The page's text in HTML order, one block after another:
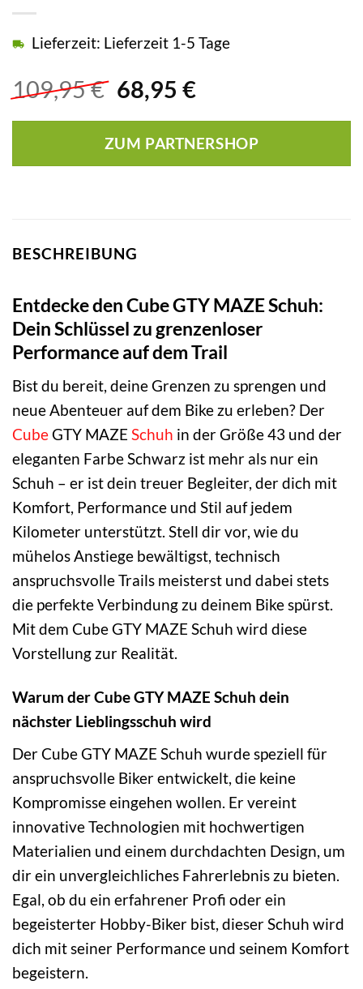
109,95€ Ursprünglicher
Preis
war:
109,95 €
68,95 €Aktueller
ist:
68,95 €.
Lieferzeit: Lieferzeit 1-5 Tage
ZUM PARTNERSHOP
BESCHREIBUNG
Entdecke den Cube GTY MAZE Schuh:
Dein Schlüssel zu grenzenloser
Performance auf dem Trail
Bist du bereit, deine Grenzen zu sprengen und
neue Abenteuer auf dem Bike zu erleben? Der
CubeGTY MAZE Schuh in der Größe 43 und der
eleganten Farbe Schwarz ist mehr als nur ein
Schuh – er ist dein treuer Begleiter, der dich mit
Komfort, Performance und Stil auf jedem
Kilometer unterstützt. Stell dir vor, wie du
mühelos Anstiege bewältigst, technisch
anspruchsvolle Trails meisterst und dabei stets
die perfekte Verbindung zu deinem Bike spürst.
Mit dem Cube GTY MAZE Schuh wird diese
Vorstellung zur Realität.
Warum der Cube GTY MAZE Schuh dein
nächster Lieblingsschuh wird
Der Cube GTY MAZE Schuh wurde speziell für
anspruchsvolle Biker entwickelt, die keine
Kompromisse eingehen wollen. Er vereint
innovative Technologien mit hochwertigen
Materialien und einem durchdachten Design, um
dir ein unvergleichliches Fahrerlebnis zu bieten.
Egal, ob du ein erfahrener Profi oder ein
begeisterter Hobby-Biker bist, dieser Schuh wird
dich mit seiner Performance und seinem Komfort
begeistern.